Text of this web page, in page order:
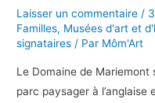
Laisser un commentaire /
Familles, Musées d'art et
signataires / Par Môm'Art
Le Domaine de Mariemont
parc paysager à